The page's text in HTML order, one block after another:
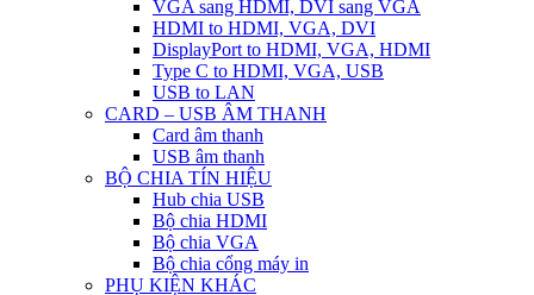
VGA sang HDMI, DVI sang VGA
HDMI to HDMI, VGA, DVI
DisplayPort to HDMI, VGA, HDMI
Type C to HDMI, VGA, USB
USB to LAN
CARD – USB ÂM THANH
Card âm thanh
USB âm thanh
BỘ CHIA TÍN HIỆU
Hub chia USB
Bộ chia HDMI
Bộ chia VGA
Bộ chia cổng máy in
PHỤ KIỆN KHÁC